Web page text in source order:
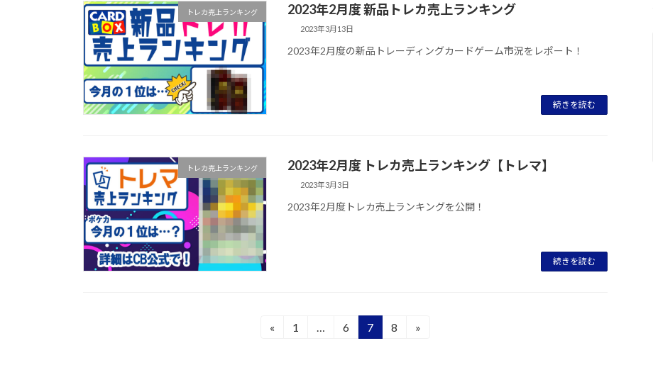
トレカ売上ランキング 2023年2月度 新品トレカ売上ランキング
2023年3月13日
2023年2月度の新品トレーディングカードゲーム市況をレポート！
続きを読む
トレカ売上ランキング 2023年2月度 トレカ売上ランキング【トレマ】
2023年3月3日
2023年2月度トレカ売上ランキングを公開！
続きを読む
«
固
1
固
6
固
7
固
8 »